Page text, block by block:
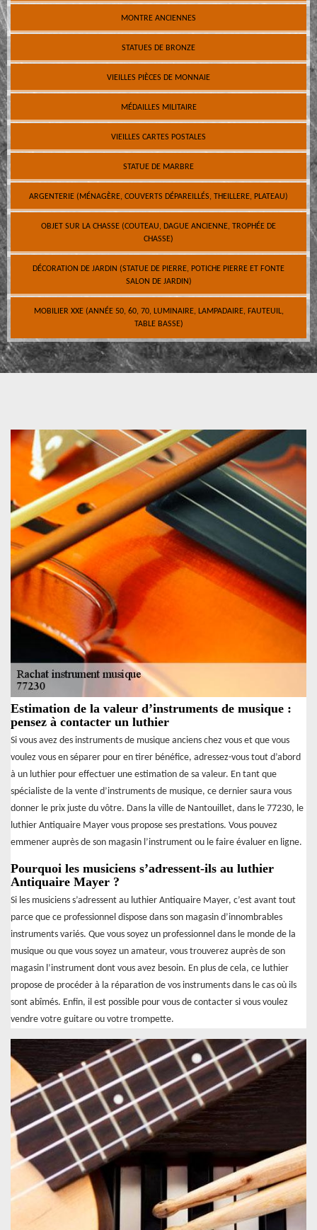
MONTRE ANCIENNES
STATUES DE BRONZE
VIEILLES PIÈCES DE MONNAIE
MÉDAILLES MILITAIRE
VIEILLES CARTES POSTALES
STATUE DE MARBRE
ARGENTERIE (MÉNAGÈRE, COUVERTS DÉPAREILLÉS, THEILLERE, PLATEAU)
OBJET SUR LA CHASSE (COUTEAU, DAGUE ANCIENNE, TROPHÉE DE
CHASSE)
DÉCORATION DE JARDIN (STATUE DE PIERRE, POTICHE PIERRE ET FONTE
SALON DE JARDIN)
MOBILIER XXE (ANNÉE 50, 60, 70, LUMINAIRE, LAMPADAIRE, FAUTEUIL,
TABLE BASSE)
Estimation de la valeur d’instruments de musique :
pensez à contacter un luthier
Si vous avez des instruments de musique anciens chez vous et que vous
voulez vous en séparer pour en tirer bénéfice, adressez-vous tout d’abord
à un luthier pour effectuer une estimation de sa valeur. En tant que
spécialiste de la vente d’instruments de musique, ce dernier saura vous
donner le prix juste du vôtre. Dans la ville de Nantouillet, dans le 77230, le
luthier Antiquaire Mayer vous propose ses prestations. Vous pouvez
emmener auprès de son magasin l’instrument ou le faire évaluer en ligne.
Pourquoi les musiciens s’adressent-ils au luthier
Antiquaire Mayer ?
Si les musiciens s’adressent au luthier Antiquaire Mayer, c’est avant tout
parce que ce professionnel dispose dans son magasin d’innombrables
instruments variés. Que vous soyez un professionnel dans le monde de la
musique ou que vous soyez un amateur, vous trouverez auprès de son
magasin l’instrument dont vous avez besoin. En plus de cela, ce luthier
propose de procéder à la réparation de vos instruments dans le cas où ils
sont abîmés. Enfin, il est possible pour vous de contacter si vous voulez
vendre votre guitare ou votre trompette.